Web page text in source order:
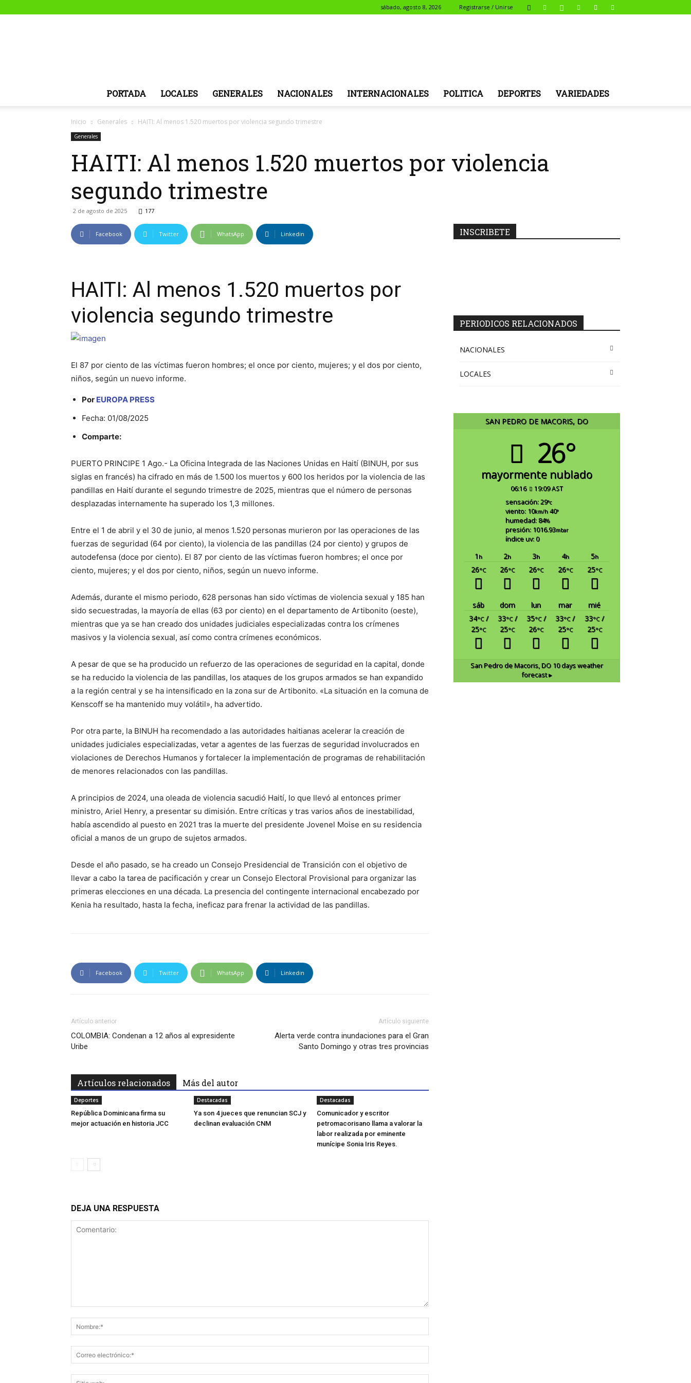
sábado, agosto 8, 2026 Registrarse / Unirse
PORTADA LOCALES GENERALES NACIONALES INTERNACIONALES POLITICA DEPORTES VARIEDADES
Inicio Generales HAITI: Al menos 1.520 muertos por violencia segundo trimestre
Generales
HAITI: Al menos 1.520 muertos por violencia
segundo trimestre
2 de agosto de 2025 177
Facebook Twitter WhatsApp Linkedin
HAITI: Al menos 1.520 muertos por
violencia segundo trimestre
El 87 por ciento de las víctimas fueron hombres; el once por ciento, mujeres; y el dos por ciento,
niños, según un nuevo informe.
Por EUROPA PRESS
Fecha: 01/08/2025
Comparte:
PUERTO PRINCIPE 1 Ago.- La Oficina Integrada de las Naciones Unidas en Haití (BINUH, por sus
siglas en francés) ha cifrado en más de 1.500 los muertos y 600 los heridos por la violencia de las
pandillas en Haití durante el segundo trimestre de 2025, mientras que el número de personas
desplazadas internamente ha superado los 1,3 millones.
Entre el 1 de abril y el 30 de junio, al menos 1.520 personas murieron por las operaciones de las
fuerzas de seguridad (64 por ciento), la violencia de las pandillas (24 por ciento) y grupos de
autodefensa (doce por ciento). El 87 por ciento de las víctimas fueron hombres; el once por
ciento, mujeres; y el dos por ciento, niños, según un nuevo informe.
Además, durante el mismo periodo, 628 personas han sido víctimas de violencia sexual y 185 han
sido secuestradas, la mayoría de ellas (63 por ciento) en el departamento de Artibonito (oeste),
mientras que ya se han creado dos unidades judiciales especializadas contra los crímenes
masivos y la violencia sexual, así como contra crímenes económicos.
A pesar de que se ha producido un refuerzo de las operaciones de seguridad en la capital, donde
se ha reducido la violencia de las pandillas, los ataques de los grupos armados se han expandido
a la región central y se ha intensificado en la zona sur de Artibonito. «La situación en la comuna de
Kenscoff se ha mantenido muy volátil», ha advertido.
Por otra parte, la BINUH ha recomendado a las autoridades haitianas acelerar la creación de
unidades judiciales especializadas, vetar a agentes de las fuerzas de seguridad involucrados en
violaciones de Derechos Humanos y fortalecer la implementación de programas de rehabilitación
de menores relacionados con las pandillas.
A principios de 2024, una oleada de violencia sacudió Haití, lo que llevó al entonces primer
ministro, Ariel Henry, a presentar su dimisión. Entre críticas y tras varios años de inestabilidad,
había ascendido al puesto en 2021 tras la muerte del presidente Jovenel Moise en su residencia
oficial a manos de un grupo de sujetos armados.
Desde el año pasado, se ha creado un Consejo Presidencial de Transición con el objetivo de
llevar a cabo la tarea de pacificación y crear un Consejo Electoral Provisional para organizar las
primeras elecciones en una década. La presencia del contingente internacional encabezado por
Kenia ha resultado, hasta la fecha, ineficaz para frenar la actividad de las pandillas.
Facebook Twitter WhatsApp Linkedin
Artículo anterior
COLOMBIA: Condenan a 12 años al expresidente
Uribe
Artículo siguiente
Alerta verde contra inundaciones para el Gran
Santo Domingo y otras tres provincias
Artículos relacionados Más del autor
Deportes
República Dominicana firma su
mejor actuación en historia JCC
Destacadas
Ya son 4 jueces que renuncian SCJ y
declinan evaluación CNM
Destacadas
Comunicador y escritor
petromacorisano llama a valorar la
labor realizada por eminente
munícipe Sonia Iris Reyes.
DEJA UNA RESPUESTA
INSCRIBETE
PERIODICOS RELACIONADOS
NACIONALES
LOCALES
SAN PEDRO DE MACORIS, DO
26°
mayormente nublado
06:16 19:09 AST
sensación: 29°c
viento: 10km/h 40°
humedad: 84%
presión: 1016.93mbar
índice uv: 0
1 h 2h 3h 4h 5h
26°C 26°C 26°C 26°C 25°C
sáb dom lun mar
mié
34°C/
25°C
33°C/
25°C
35°C/
26°C
33°C/
25°C
33°C/
25°C
San Pedro de Macoris, DO 10 days weather
forecast ▸